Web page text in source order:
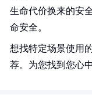
生命代价换来的安
命安全。
想找特定场景使用
荐。为您找到您心